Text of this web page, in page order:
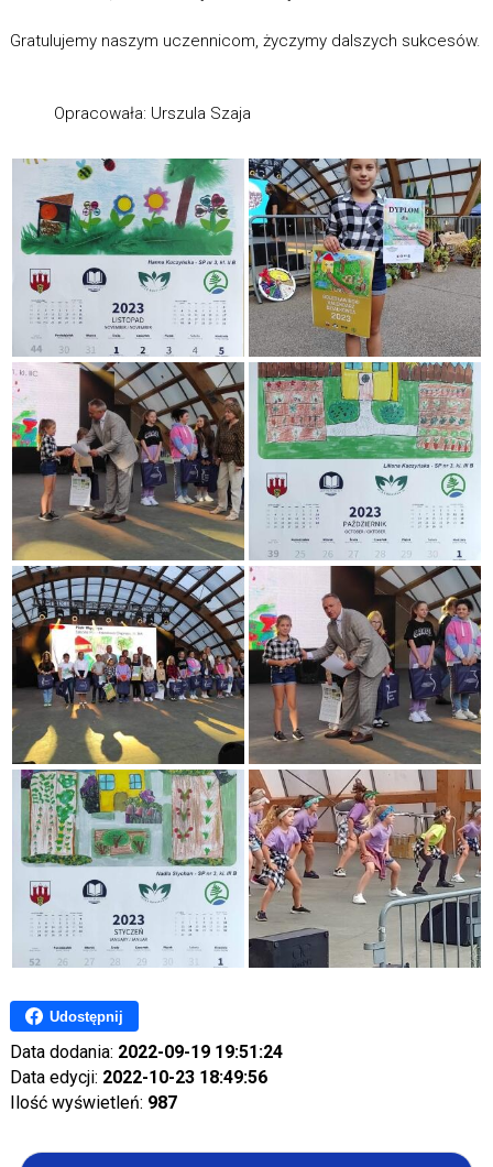
Gratulujemy naszym uczennicom, życzymy dalszych sukcesów.
Opracowała: Urszula Szaja
Udostępnij
Data dodania: 2022-09-19 19:51:24
Data edycji: 2022-10-23 18:49:56
Ilość wyświetleń: 987